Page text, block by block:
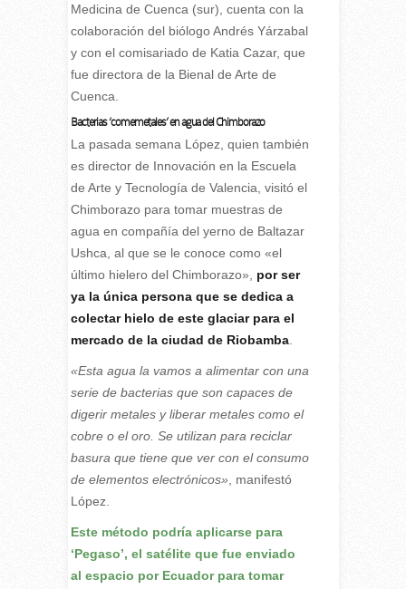
Medicina de Cuenca (sur), cuenta con la
colaboración del biólogo Andrés Yárzabal
y con el comisariado de Katia Cazar, que
fue directora de la Bienal de Arte de
Cuenca.
Bacterias ‘comemetales’ en agua del Chimborazo
La pasada semana López, quien también
es director de Innovación en la Escuela
de Arte y Tecnología de Valencia, visitó el
Chimborazo para tomar muestras de
agua en compañía del yerno de Baltazar
Ushca, al que se le conoce como «el
último hielero del Chimborazo», por ser
ya la única persona que se dedica a
colectar hielo de este glaciar para el
mercado de la ciudad de Riobamba.
«Esta agua la vamos a alimentar con una
serie de bacterias que son capaces de
digerir metales y liberar metales como el
cobre o el oro. Se utilizan para reciclar
basura que tiene que ver con el consumo
de elementos electrónicos» , manifestó
López.
Este método podría aplicarse para
‘Pegaso’, el satélite que fue enviado
al espacio por Ecuador para tomar